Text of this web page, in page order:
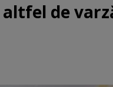
altfel de